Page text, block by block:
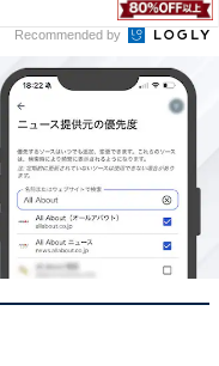
Recommended by